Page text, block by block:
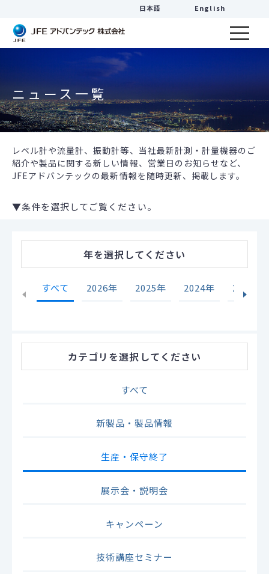
日本語 English
ニュース一覧
レベル計や流量計、振動計等、当社最新計測・計量機器のご
紹介や製品に関する新しい情報、営業日のお知らせなど、
JFEアドバンテックの最新情報を随時更新、掲載します。
▼条件を選択してご覧ください。
年を選択してください
すべて 2026年 2025年 2024年 2023年
カテゴリ を選択してください
すべて
新製品・製品情報
生産・保守終了
展示会・説明会
キャンペーン
技術講座セミナー